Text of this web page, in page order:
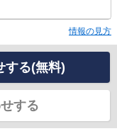
情報の見方
する(無料)
する